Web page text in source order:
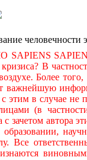
человечности
В
Более
важнейшую
в случае не
(в
с зачетом
Все